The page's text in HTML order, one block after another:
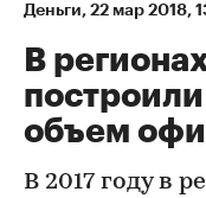
Деньги⁠, 22 мар 2018,
В
объем
В 2017 году в